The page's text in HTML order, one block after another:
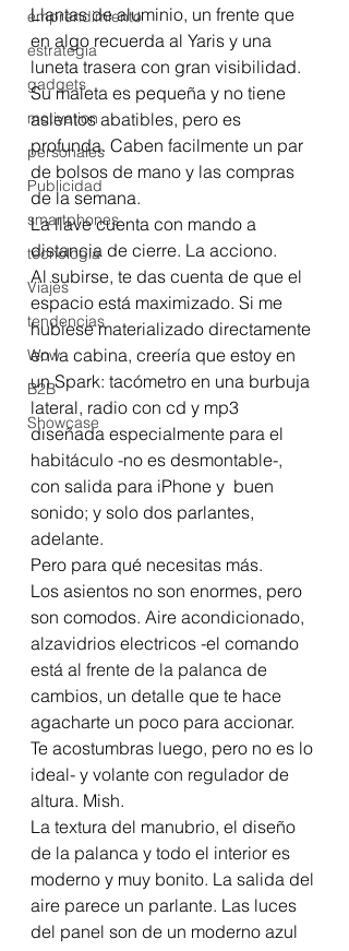
emprendimiento
estrategia
gadgets
motivation
personales
Publicidad
smartphones
tecnología
Viajes
tendencias
Wow
B2B
Showcase
Llantas de aluminio, un frente que
en algo recuerda al Yaris y una
luneta trasera con gran visibilidad.
Su maleta es pequeña y no tiene
asientos abatibles, pero es
profunda. Caben facilmente un par
de bolsos de mano y las compras
de la semana.
La llave cuenta con mando a
distancia de cierre. La acciono.
Al subirse, te das cuenta de que el
espacio está maximizado. Si me
hubiese materializado directamente
en la cabina, creería que estoy en
un Spark: tacómetro en una burbuja
lateral, radio con cd y mp3
diseñada especialmente para el
habitáculo -no es desmontable-,
con salida para iPhone y  buen
sonido; y solo dos parlantes,
adelante.
Pero para qué necesitas más.
Los asientos no son enormes, pero
son comodos. Aire acondicionado,
alzavidrios electricos -el comando
está al frente de la palanca de
cambios, un detalle que te hace
agacharte un poco para accionar.
Te acostumbras luego, pero no es lo
ideal- y volante con regulador de
altura. Mish.
La textura del manubrio, el diseño
de la palanca y todo el interior es
moderno y muy bonito. La salida del
aire parece un parlante. Las luces
del panel son de un moderno azul